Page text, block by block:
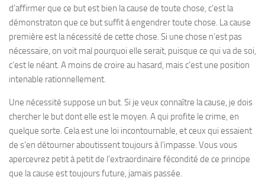
d’affirmer que ce but est bien la cause de toute chose, c’est la
démonstraton que ce but suffit à engendrer toute chose. La cause
première est la nécessité de cette chose. Si une chose n’est pas
nécessaire, on voit mal pourquoi elle serait, puisque ce qui va de soi,
c’est le néant. A moins de croire au hasard, mais c’est une position
intenable rationnellement.
Une nécessité suppose un but. Si je veux connaître la cause, je dois
chercher le but dont elle est le moyen. A qui profite le crime, en
quelque sorte. Cela est une loi incontournable, et ceux qui essaient
de s’en détourner aboutissent toujours à l’impasse. Vous vous
apercevrez petit à petit de l’extraordinaire fécondité de ce principe
que la cause est toujours future, jamais passée.